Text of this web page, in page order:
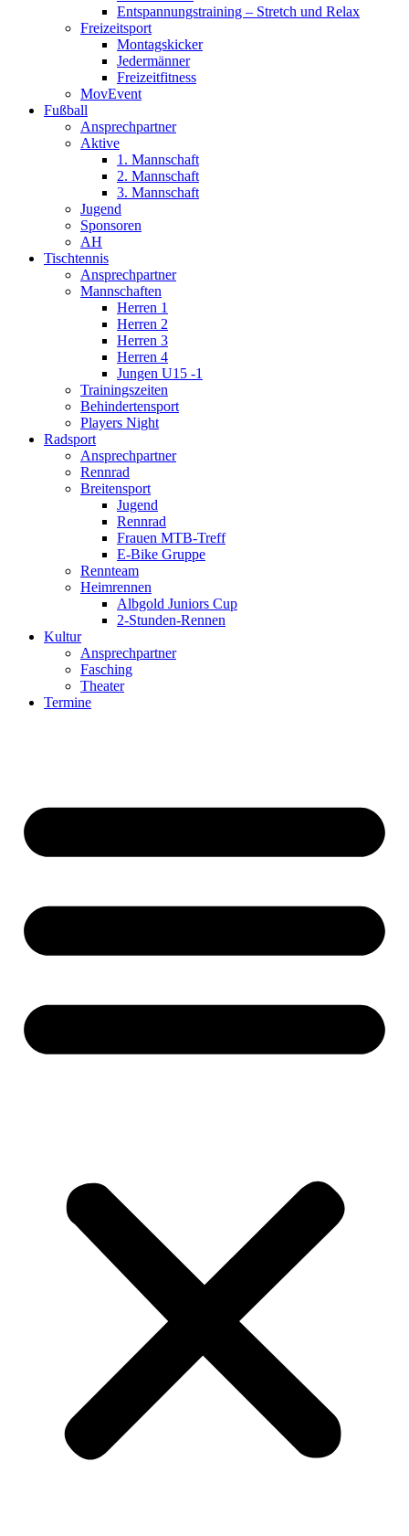
Entspannungstraining – Stretch und Relax
Freizeitsport
Montagskicker
Jedermänner
Freizeitfitness
MovEvent
Fußball
Ansprechpartner
Aktive
1. Mannschaft
2. Mannschaft
3. Mannschaft
Jugend
Sponsoren
AH
Tischtennis
Ansprechpartner
Mannschaften
Herren 1
Herren 2
Herren 3
Herren 4
Jungen U15 -1
Trainingszeiten
Behindertensport
Players Night
Radsport
Ansprechpartner
Rennrad
Breitensport
Jugend
Rennrad
Frauen MTB-Treff
E-Bike Gruppe
Rennteam
Heimrennen
Albgold Juniors Cup
2-Stunden-Rennen
Kultur
Ansprechpartner
Fasching
Theater
Termine